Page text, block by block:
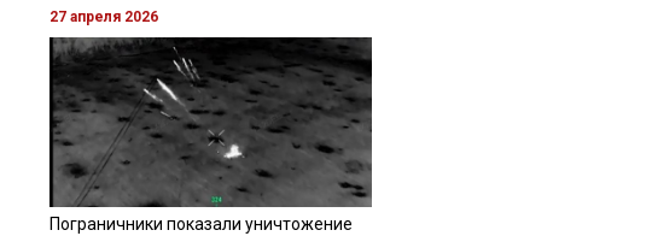
27 апреля 2026
Пограничники показали уничтожение